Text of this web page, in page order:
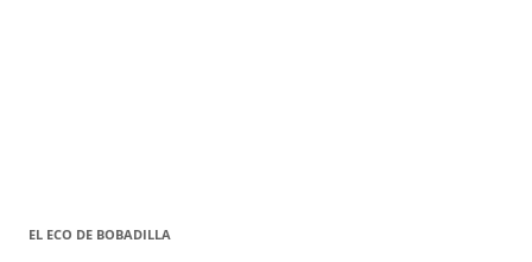
EL ECO DE BOBADILLA